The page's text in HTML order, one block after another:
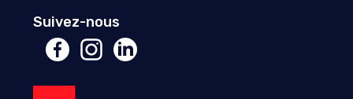
Suivez-nous